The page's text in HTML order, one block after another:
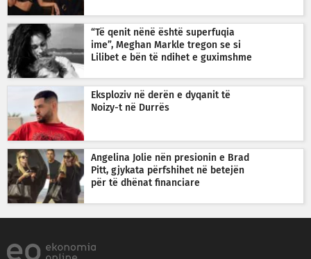
“Të qenit nënë është superfuqia
ime”, Meghan Markle tregon se si
Lilibet e bën të ndihet e guximshme
Eksploziv në derën e dyqanit të
Noizy-t në Durrës
Angelina Jolie nën presionin e Brad
Pitt, gjykata përfshihet në betejën
për të dhënat financiare